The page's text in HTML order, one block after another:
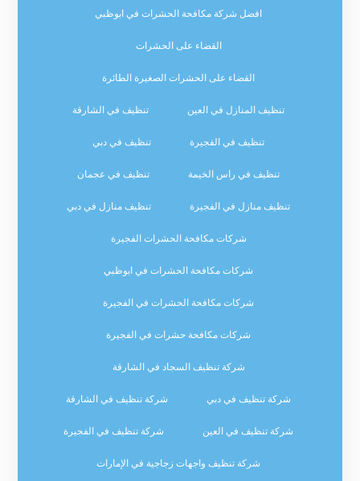
افضل شركة مكافحة الحشرات في ابوظبي
القضاء على الحشرات
القضاء على الحشرات الصغيرة الطائرة
تنظيف المنازل في العين تنظيف في الشارقة
تنظيف في الفجيرة تنظيف في دبي
تنظيف في راس الخيمة تنظيف في عجمان
تنظيف منازل في الفجيرة تنظيف منازل في دبي
شركات مكافحة الحشرات الفجيرة
شركات مكافحة الحشرات في ابوظبي
شركات مكافحة الحشرات في الفجيرة
شركات مكافحة حشرات في الفجيرة
شركة تنظيف السجاد في الشارقة
شركة تنظيف في دبي شركة تنظيف في الشارقة
شركة تنظيف في العين شركة تنظيف في الفجيرة
شركة تنظيف واجهات زجاجية في الإمارات